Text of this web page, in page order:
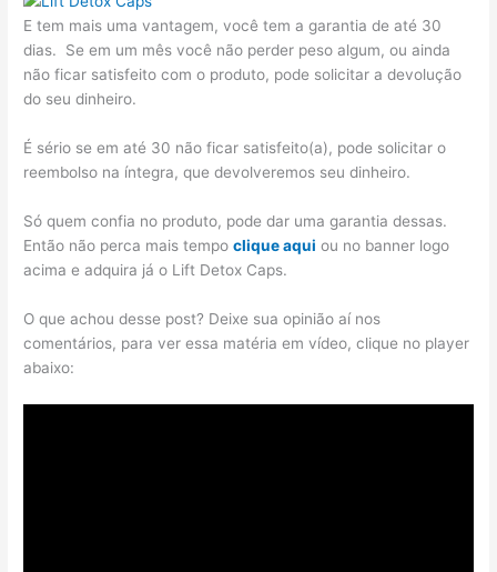
E tem mais uma vantagem, você tem a garantia de até 30
dias. Se em um mês você não perder peso algum, ou ainda
não ficar satisfeito com o produto, pode solicitar a devolução
do seu dinheiro.
É sério se em até 30 não ficar satisfeito(a), pode solicitar o
reembolso na íntegra, que devolveremos seu dinheiro.
Só quem confia no produto, pode dar uma garantia dessas.
Então não perca mais tempoclique aqui ou no banner logo
acima e adquira já o Lift Detox Caps.
O que achou desse post? Deixe sua opinião aí nos
comentários, para ver essa matéria em vídeo, clique no player
abaixo: